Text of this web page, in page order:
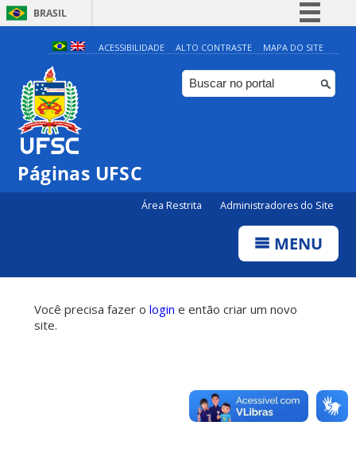
BRASIL
Simplifique!
Comunica BR
Participe
ACESSIBILIDADE ALTO CONTRASTE MAPA DO SITE
Páginas UFSC
Área Restrita Administradores do Site
MENU
Você precisa fazer o login e então criar um novo
site.